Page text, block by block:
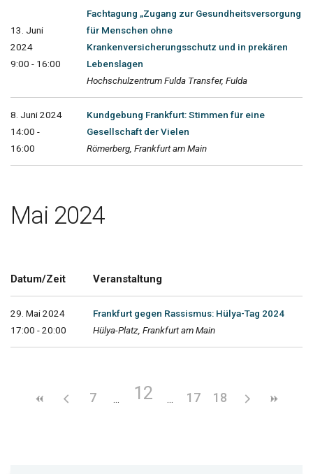
13. Juni
2024
9:00 - 16:00
Fachtagung „Zugang zur Gesundheitsversorgung
für Menschen ohne
Krankenversicherungsschutz und in prekären
Lebenslagen
Hochschulzentrum Fulda Transfer, Fulda
8. Juni 2024
14:00 -
16:00
Kundgebung Frankfurt: Stimmen für eine
Gesellschaft der Vielen
Römerberg, Frankfurt am Main
Mai 2024
Datum/Zeit Veranstaltung
29. Mai 2024
17:00 - 20:00
Frankfurt gegen Rassismus: Hülya-Tag 2024
Hülya-Platz, Frankfurt am Main
7 12 17 18